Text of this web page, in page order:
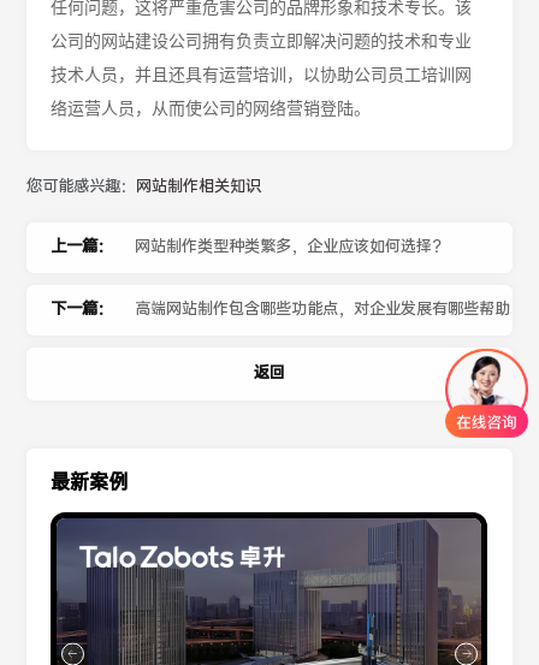
任何问题，这将严重危害公司的品牌形象和技术专长。该
公司的网站建设公司拥有负责立即解决问题的技术和专业
技术人员，并且还具有运营培训，以协助公司员工培训网
络运营人员，从而使公司的网络营销登陆。
您可能感兴趣： 网站制作相关知识
上一篇： 网站制作类型种类繁多，企业应该如何选择？
下一篇： 高端网站制作包含哪些功能点，对企业发展有哪些帮助
返回
最新案例